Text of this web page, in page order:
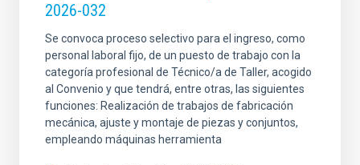
2026-032
Se convoca proceso selectivo para el ingreso, como
personal laboral fijo, de un puesto de trabajo con la
categoría profesional de Técnico/a de Taller, acogido
al Convenio y que tendrá, entre otras, las siguientes
funciones: Realización de trabajos de fabricación
mecánica, ajuste y montaje de piezas y conjuntos,
empleando máquinas herramienta